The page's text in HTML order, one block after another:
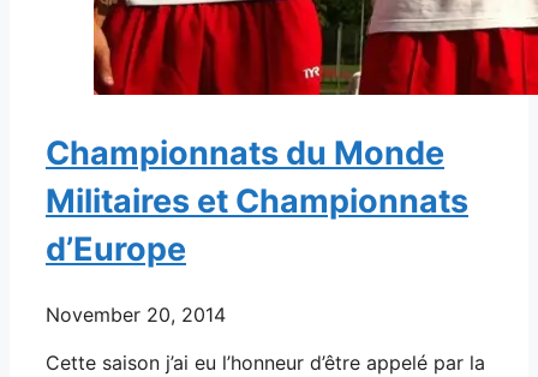
Championnats du Monde
Militaires et Championnats
d’Europe
November 20, 2014
Cette saison j’ai eu l’honneur d’être appelé par la